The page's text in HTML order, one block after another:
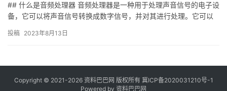
## 什么是音频处理器 音频处理器是一种用于处理声音信号的电子设
备，它可以将声音信号转换成数字信号，并对其进行处理。它可以
投稿 2023年8月13日
Copyright © 2021-2026 资料巴巴网 版权所有 冀ICP备2020031210号-1
Powered by 资料巴巴网